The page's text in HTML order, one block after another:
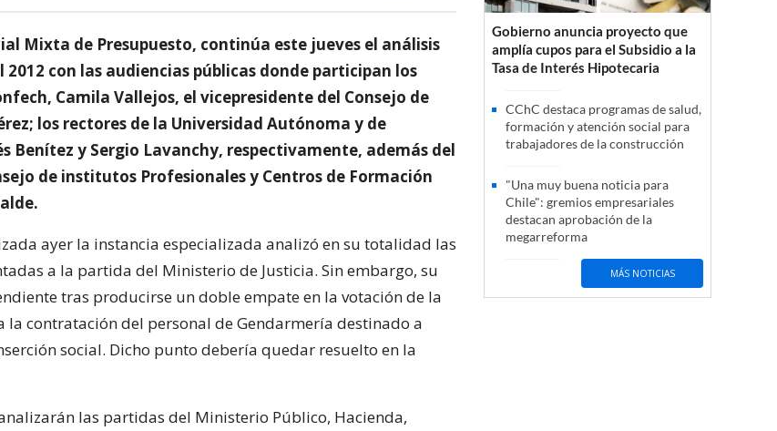
Mixta de Presupuesto, continúa este jueves el análisis
con las audiencias públicas donde participan los
Camila Vallejos, el vicepresidente del Consejo de
los rectores de la Universidad Autónoma y de
Benítez y Sergio Lavanchy, respectivamente, además del
de institutos Profesionales y Centros de Formación
ayer la instancia especializada analizó en su totalidad las
a la partida del Ministerio de Justicia. Sin embargo, su
tras producirse un doble empate en la votación de la
la contratación del personal de Gendarmería destinado a
social. Dicho punto debería quedar resuelto en la
las partidas del Ministerio Público, Hacienda,
Gobierno anuncia proyecto que
amplía cupos para el Subsidio a la
Tasa de Interés Hipotecaria
CChC destaca programas de salud,
formación y atención social para
trabajadores de la construcción
"Una muy buena noticia para
Chile": gremios empresariales
destacan aprobación de la
megarreforma
MÁS NOTICIAS